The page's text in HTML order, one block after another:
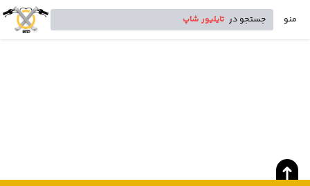
منو جستجو در تایلیور شاپ